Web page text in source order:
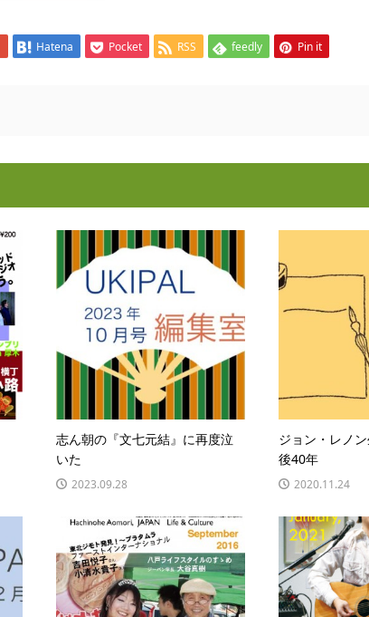
Hatena Pocket RSS feedly Pin it
志ん朝の『文七元結』に再度泣
いた
2023.09.28
ジョン・レノ
後40年
2020.11.24